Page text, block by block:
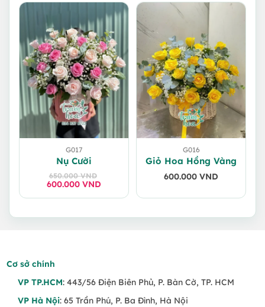
G017
Nụ Cười
650.000VND
Giá
600.000 VND
Giá
G016
Giỏ Hoa Hồng Vàng
600.000 VND
Cơ sở chính
VP TP.HCM: 443/56 Điện Biên Phủ, P. Bàn Cờ, TP. HCM
VP Hà Nội: 65 Trần Phú, P. Ba Đình, Hà Nội